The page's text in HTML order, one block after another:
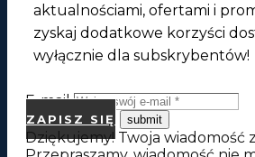
aktualnościami, ofertami i
zyskaj dodatkowe korzyści
wyłącznie dla subskrybentów!
E-mail
ZAPISZ SIĘ
Dziękujemy! Twoja wiadomość